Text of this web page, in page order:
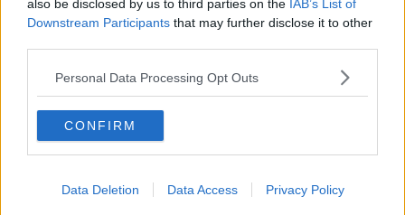
also be disclosed by us to third parties on the IAB’s List of
Downstream Participants that may further disclose it to other
Personal Data Processing Opt Outs
CONFIRM
Data Deletion Data Access Privacy Policy
Leggendo l'Eneide
​(In)sicurezza stradale
Il decalogo del politico
Solitudine
Mercanti nel tempio
Il disprezzo del mondo
Beneficenza
L'inganno
Stanchezza (della guerra)